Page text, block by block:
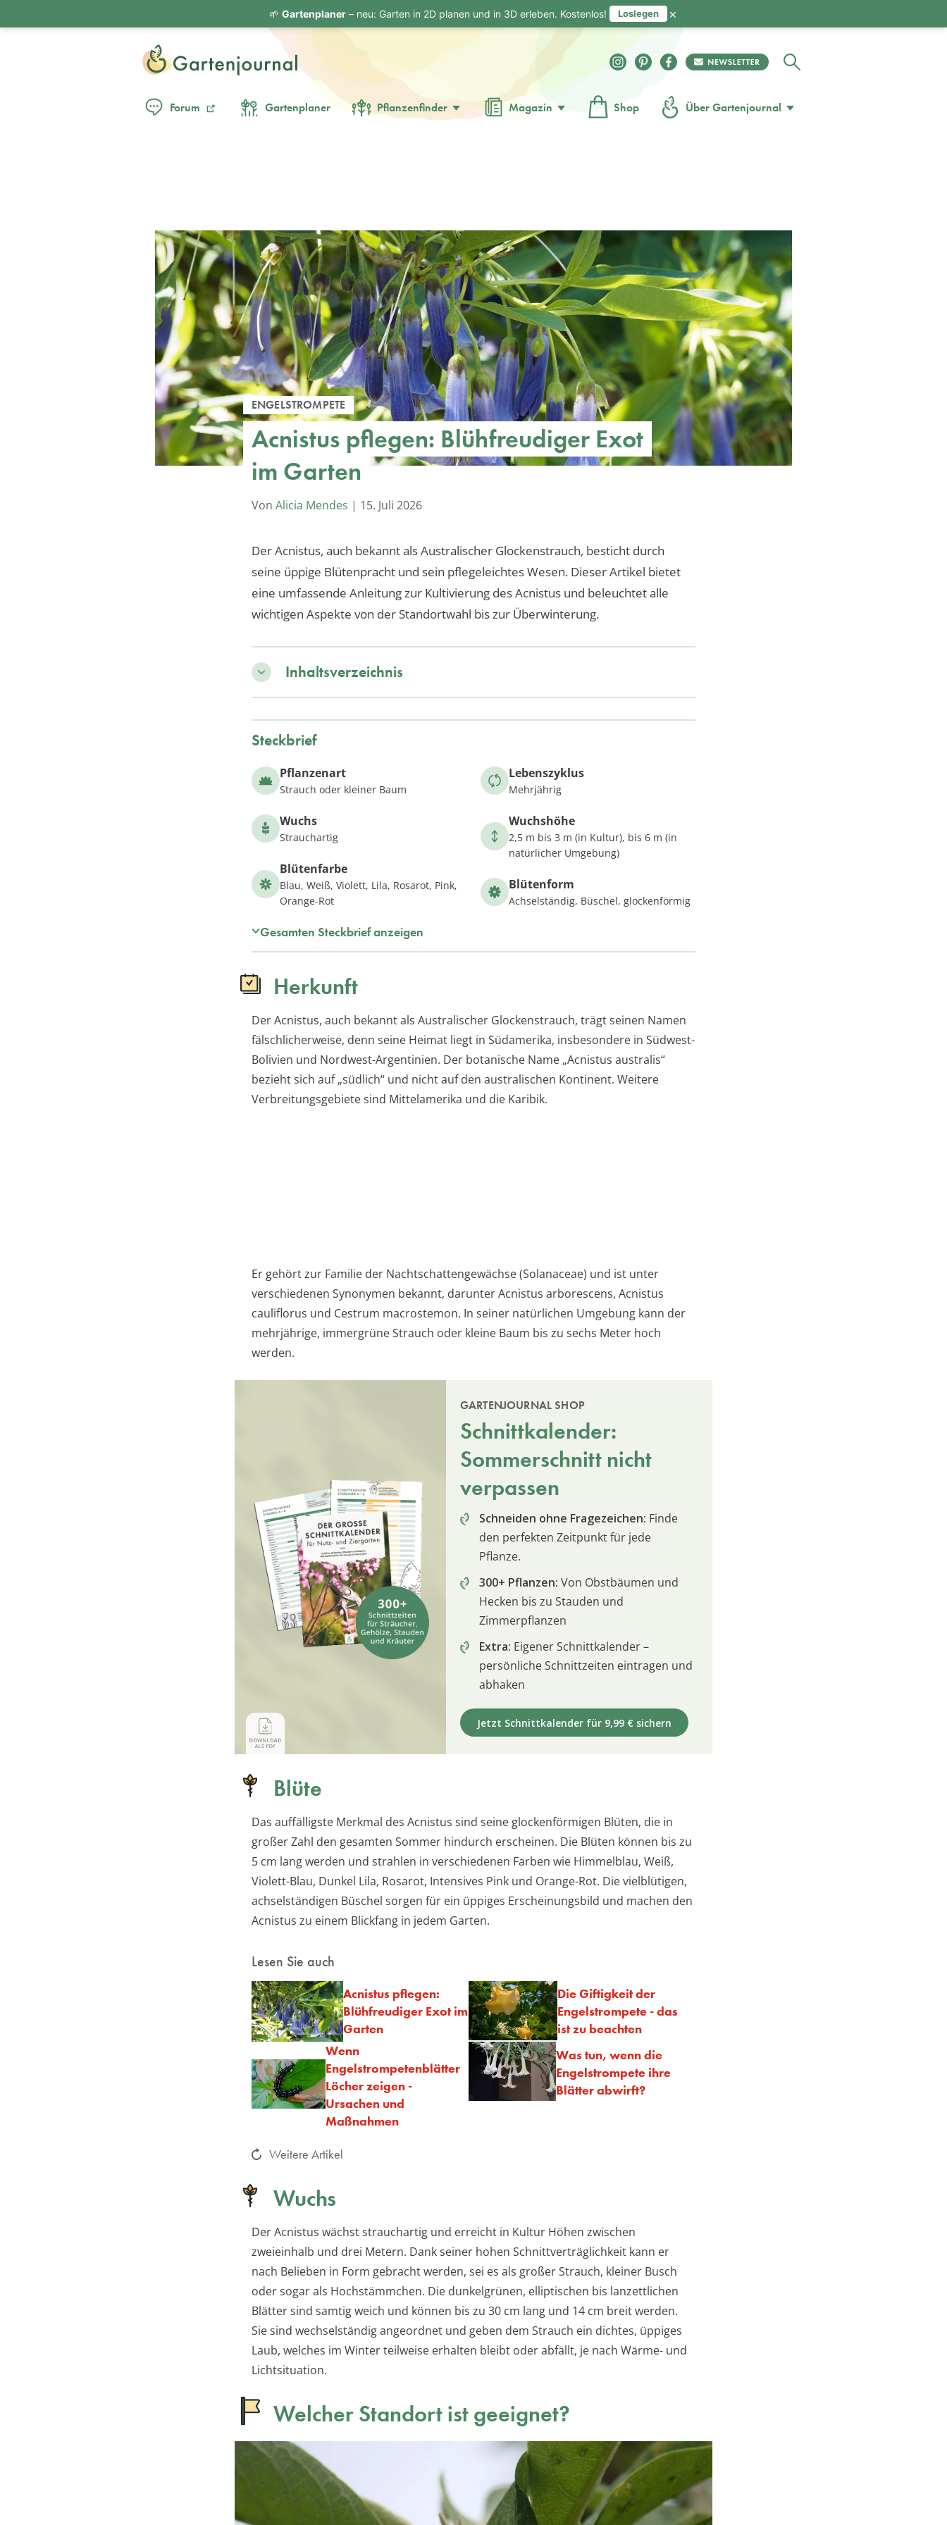
Forum Gartenplaner Pflanzenfinder Magazin Shop Über Gartenjournal
ENGELSTROMPETE
Acnistus pflegen: Blühfreudiger Exot
im Garten
Von Alicia Mendes | 15. Juli 2026
Der Acnistus, auch bekannt als Australischer Glockenstrauch, besticht durch
seine üppige Blütenpracht und sein pflegeleichtes Wesen. Dieser Artikel bietet
eine umfassende Anleitung zur Kultivierung des Acnistus und beleuchtet alle
wichtigen Aspekte von der Standortwahl bis zur Überwinterung.
Inhaltsverzeichnis
Steckbrief
Pflanzenart
Strauch oder kleiner Baum
Lebenszyklus
Mehrjährig
Wuchs
Strauchartig
Wuchshöhe
2,5 m bis 3 m (in Kultur), bis 6 m (in
natürlicher Umgebung)
Blütenfarbe
Blau, Weiß, Violett, Lila, Rosarot, Pink,
Orange-Rot
Blütenform
Achselständig, Büschel, glockenförmig
Gesamten Steckbrief anzeigen
Herkunft
Der Acnistus, auch bekannt als Australischer Glockenstrauch, trägt seinen Namen
fälschlicherweise, denn seine Heimat liegt in Südamerika, insbesondere in Südwest-
Bolivien und Nordwest-Argentinien. Der botanische Name „Acnistus australis“
bezieht sich auf „südlich“ und nicht auf den australischen Kontinent. Weitere
Verbreitungsgebiete sind Mittelamerika und die Karibik.
Er gehört zur Familie der Nachtschattengewächse (Solanaceae) und ist unter
verschiedenen Synonymen bekannt, darunter Acnistus arborescens, Acnistus
cauliflorus und Cestrum macrostemon. In seiner natürlichen Umgebung kann der
mehrjährige, immergrüne Strauch oder kleine Baum bis zu sechs Meter hoch
werden.
GARTENJOURNAL SHOP
Schnittkalender:
Sommerschnitt nicht
verpassen
Schneiden ohne Fragezeichen: Finde
den perfekten Zeitpunkt für jede
Pflanze.
300+ Pflanzen: Von Obstbäumen und
Hecken bis zu Stauden und
Zimmerpflanzen
Extra: Eigener Schnittkalender –
persönliche Schnittzeiten eintragen und
abhaken
Jetzt Schnittkalender für 9,99 € sichern
Blüte
Das auffälligste Merkmal des Acnistus sind seine glockenförmigen Blüten, die in
großer Zahl den gesamten Sommer hindurch erscheinen. Die Blüten können bis zu
5 cm lang werden und strahlen in verschiedenen Farben wie Himmelblau, Weiß,
Violett-Blau, Dunkel Lila, Rosarot, Intensives Pink und Orange-Rot. Die vielblütigen,
achselständigen Büschel sorgen für ein üppiges Erscheinungsbild und machen den
Acnistus zu einem Blickfang in jedem Garten.
Lesen Sie auch
Acnistus pflegen:
Blühfreudiger Exot im
Garten
Die Giftigkeit der
Engelstrompete - das
ist zu beachten
Wenn
Engelstrompetenblätter
Löcher zeigen -
Ursachen und
Maßnahmen
Was tun, wenn die
Engelstrompete ihre
Blätter abwirft?
Weitere Artikel
Wuchs
Der Acnistus wächst strauchartig und erreicht in Kultur Höhen zwischen
zweieinhalb und drei Metern. Dank seiner hohen Schnittverträglichkeit kann er
nach Belieben in Form gebracht werden, sei es als großer Strauch, kleiner Busch
oder sogar als Hochstämmchen. Die dunkelgrünen, elliptischen bis lanzettlichen
Blätter sind samtig weich und können bis zu 30 cm lang und 14 cm breit werden.
Sie sind wechselständig angeordnet und geben dem Strauch ein dichtes, üppiges
Laub, welches im Winter teilweise erhalten bleibt oder abfällt, je nach Wärme- und
Lichtsituation.
Welcher Standort ist geeignet?
🌱 Gartenplaner– neu: Garten in 2D planen und in 3D erleben. Kostenlos! Loslegen ×